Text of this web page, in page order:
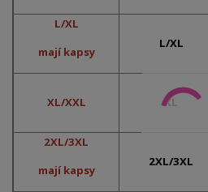
L/XL
mají kapsy
L/XL
XL/XXL XL
2XL/3XL
mají kapsy
2XL/3XL